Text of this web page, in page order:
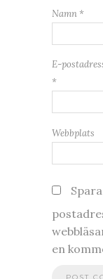
Namn *
E-
*
Webbplats
en